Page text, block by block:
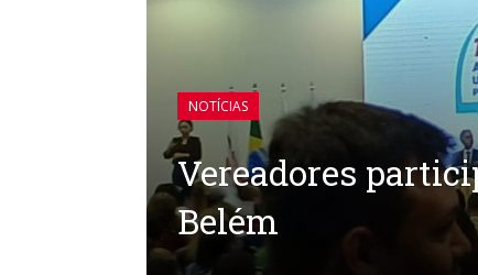
NOTÍCIAS
Vereadores
Belém